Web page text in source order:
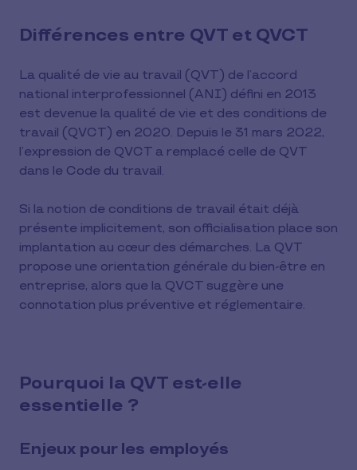
Différences entre QVT et QVCT
La qualité de vie au travail (QVT) de l’accord
national interprofessionnel (ANI) défini en 2013
est devenue la qualité de vie et des conditions de
travail (QVCT) en 2020. Depuis le 31 mars 2022,
l’expression de QVCT a remplacé celle de QVT
dans le Code du travail.
Si la notion de conditions de travail était déjà
présente implicitement, son officialisation place son
implantation au cœur des démarches. La QVT
propose une orientation générale du bien-être en
entreprise, alors que la QVCT suggère une
connotation plus préventive et réglementaire.
Pourquoi la QVT est-elle
essentielle ?
Enjeux pour les employés